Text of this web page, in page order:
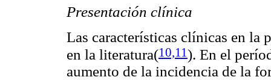
Presentación clínica
Las características clínicas en la
en la literatura(10,11). En el
aumento de la incidencia de la